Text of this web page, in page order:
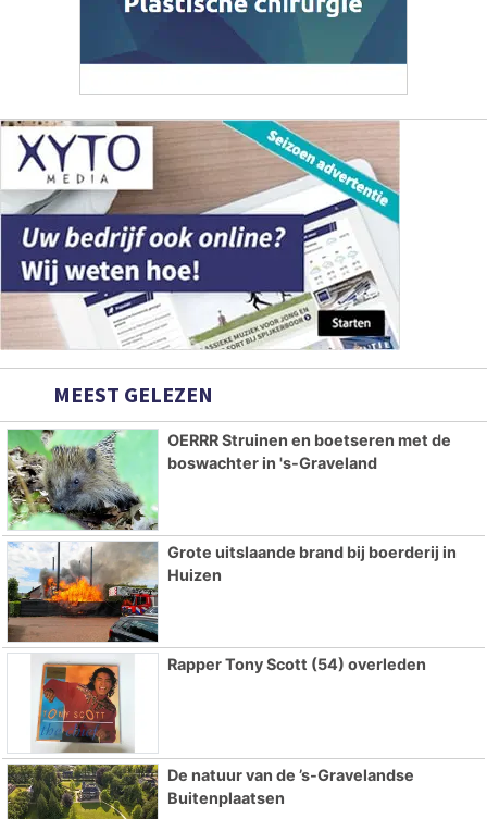
MEEST GELEZEN
OERRR Struinen en boetseren met de
boswachter in 's-Graveland
Grote uitslaande brand bij boerderij in
Huizen
Rapper Tony Scott (54) overleden
De natuur van de ’s-Gravelandse
Buitenplaatsen